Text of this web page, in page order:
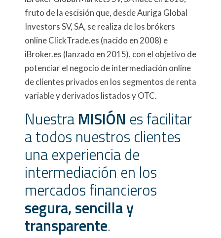
fruto de la escisión que, desde Auriga Global
Investors SV, SA, se realiza de los brókers
online ClickTrade.es (nacido en 2008) e
iBroker.es (lanzado en 2015), con el objetivo de
potenciar el negocio de intermediación online
de clientes privados en los segmentos de renta
variable y derivados listados y OTC.
NuestraMISIÓN es facilitar
a todos nuestros clientes
una experiencia de
intermediación en los
mercados financieros
segura, sencilla y
transparente.